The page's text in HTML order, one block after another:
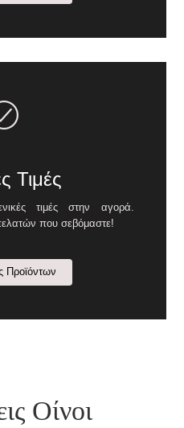
Τιμές
τιμές στην αγορά.
που σεβόμαστε!
Προϊόντων
Οίνοι